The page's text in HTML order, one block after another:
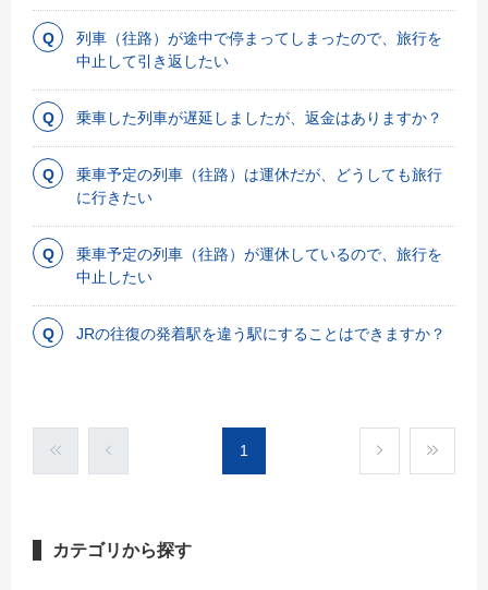
列車（往路）が途中で停まってしまったので、旅行を
中止して引き返したい
乗車した列車が遅延しましたが、返金はありますか？
乗車予定の列車（往路）は運休だが、どうしても旅行
に行きたい
乗車予定の列車（往路）が運休しているので、旅行を
中止したい
JRの往復の発着駅を違う駅にすることはできますか？
1
カテゴリから探す